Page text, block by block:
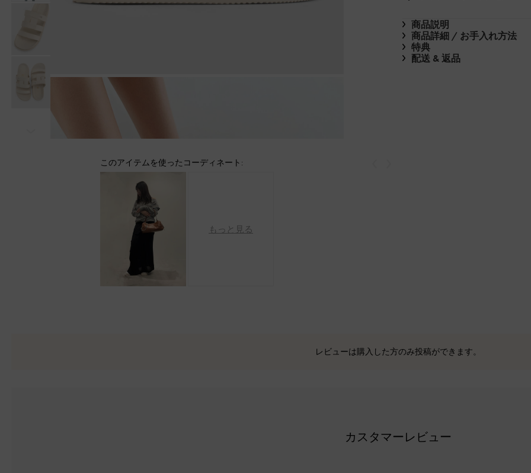
商品説明
商品詳細 / お手入れ方法
特典
配送 & 返品
このアイテムを使ったコーディネート:
もっと見る
レビューは購入した方のみ投稿ができます。
カスタマーレビュー